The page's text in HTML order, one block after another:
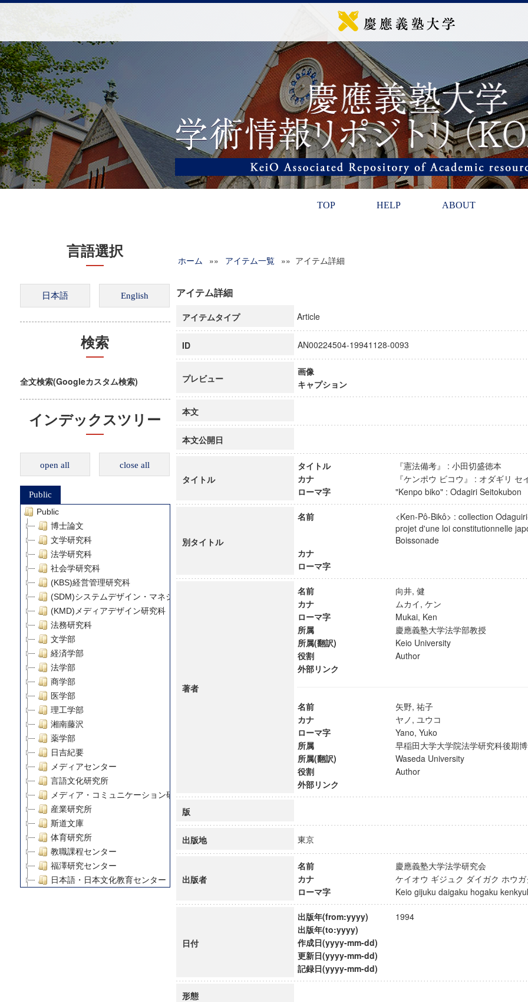
TOP HELP ABOUT
言語選択
検索
全文検索(Googleカスタム検索)
インデックスツリー
open all close all
Public
Public
博士論文
文学研究科
法学研究科
社会学研究科
(KBS)経営管理研究科
(SDM)システムデザイン・マネジメント研究科
(KMD)メディアデザイン研究科
法務研究科
文学部
経済学部
法学部
商学部
医学部
理工学部
湘南藤沢
薬学部
日吉紀要
メディアセンター
言語文化研究所
メディア・コミュニケーション研究所
産業研究所
斯道文庫
体育研究所
教職課程センター
福澤研究センター
日本語・日本文化教育センター
慶應義塾大学グローバルCOEプログラム市民社会ガバナンス教育研究センター
ホーム »» アイテム一覧 »» アイテム詳細
アイテム詳細
アイテムタイプ Article
ID AN00224504-19941128-0093
プレビュー
画像
キャプション
本文
本文公開日
タイトル
タイトル
『憲法備考』 : 小田切盛徳本
カナ
『ケンポウ ビコウ』 : オダギリ
ローマ字
"Kenpo biko" : Odagiri
別タイトル
名前
<Ken-Pô-Bikô> : collection
projet d'une loi constitutionnelle
Boissonade
カナ
ローマ字
著者
名前
向井, 健
カナ
ムカイ, ケン
ローマ字
Mukai, Ken
所属
慶應義塾大学法学部教授
所属(翻訳)
Keio University
役割
Author
外部リンク
名前
矢野, 祐子
カナ
ヤノ, ユウコ
ローマ字
Yano, Yuko
所属
早稲田大学大学院法学研究科後
所属(翻訳)
Waseda University
役割
Author
外部リンク
版
出版地 東京
出版者
名前
慶應義塾大学法学研究会
カナ
ケイオウ ギジュク ダイガク ホ
ローマ字
Keio gijuku daigaku hogaku
日付
出版年(from:yyyy)
1994
出版年(to:yyyy)
作成日(yyyy-mm-dd)
更新日(yyyy-mm-dd)
記録日(yyyy-mm-dd)
形態